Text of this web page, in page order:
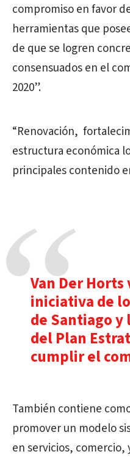
compromiso en favor
herramientas que
de que se logren
consensuados en el
2020”.
“Renovación,
estructura económica
principales contenido
Van Der
iniciativa de
de Santiago y
del Plan
cumplir el
También contiene
promover un modelo
en servicios, comercio,